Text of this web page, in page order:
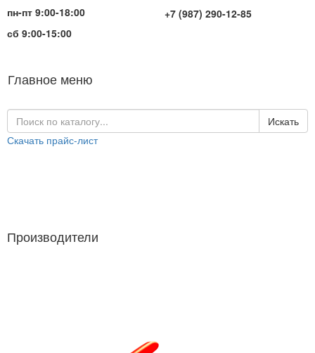
пн-пт 9:00-18:00
сб 9:00-15:00
+7 (987) 290-12-85
Главное меню
Искать
Скачать прайс-лист
Производители